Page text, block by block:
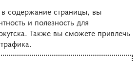
содержание страницы, вы
и полезность для
Также вы сможете привлечь